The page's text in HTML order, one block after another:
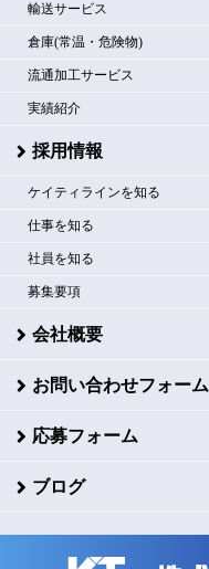
輸送サービス
倉庫(常温・危険物)
流通加工サービス
実績紹介
採用情報
ケイティラインを知る
仕事を知る
社員を知る
募集要項
会社概要
お問い合わせフォーム
応募フォーム
ブログ